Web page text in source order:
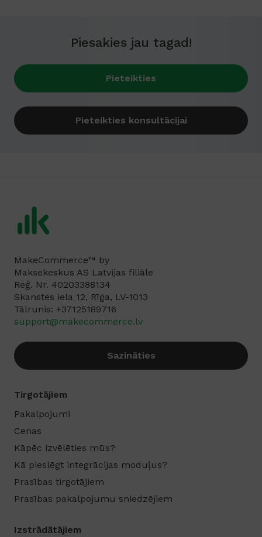
Piesakies jau tagad!
Pieteikties
Pieteikties konsultācijai
MakeCommerce™ by
Maksekeskus AS Latvijas filiāle
Reģ. Nr. 40203388134
Skanstes iela 12, Rīga, LV-1013
Tālrunis: +37125189716‬
support@makecommerce.lv
Sazināties
Tirgotājiem
Pakalpojumi
Cenas
Kāpēc izvēlēties mūs?
Kā pieslēgt integrācijas moduļus?
Prasības tirgotājiem
Prasības pakalpojumu sniedzējiem
Izstrādātājiem